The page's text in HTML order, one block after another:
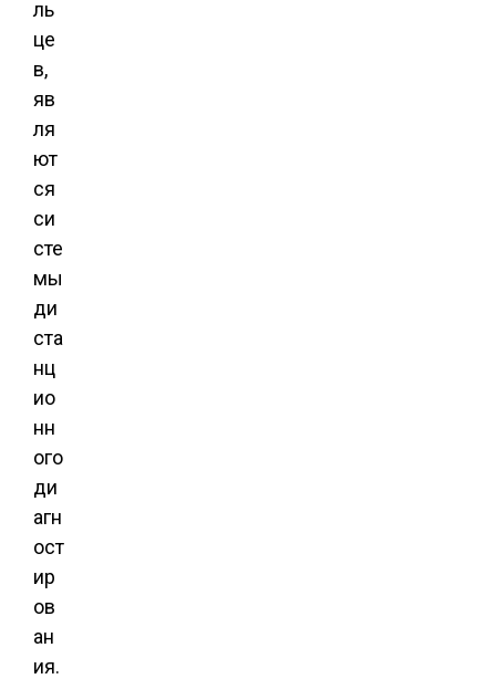
ль
це
в,
яв
ля
ют
ся
си
сте
мы
ди
ста
нц
ио
нн
ого
ди
агн
ост
ир
ов
ан
ия.